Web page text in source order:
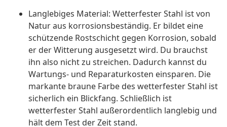
Langlebiges Material: Wetterfester Stahl ist von
Natur aus korrosionsbeständig. Er bildet eine
schützende Rostschicht gegen Korrosion, sobald
er der Witterung ausgesetzt wird. Du brauchst
ihn also nicht zu streichen. Dadurch kannst du
Wartungs- und Reparaturkosten einsparen. Die
markante braune Farbe des wetterfester Stahl ist
sicherlich ein Blickfang. Schließlich ist
wetterfester Stahl außerordentlich langlebig und
hält dem Test der Zeit stand.